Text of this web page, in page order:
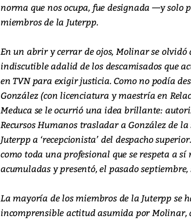
norma que nos ocupa, fue designada —y solo
miembros de la Juterpp.
En un abrir y cerrar de ojos, Molinar se olvidó
indiscutible adalid de los descamisados que
en TVN para exigir justicia. Como no podía
González (con licenciatura y maestría en
Meduca se le ocurrió una idea brillante:
Recursos Humanos trasladar a González de
Juterpp a ‘recepcionista’ del despacho
como toda una profesional que se respeta a sí
acumuladas y presentó, el pasado
La mayoría de los miembros de la Juterpp se
incomprensible actitud asumida por Molinar,